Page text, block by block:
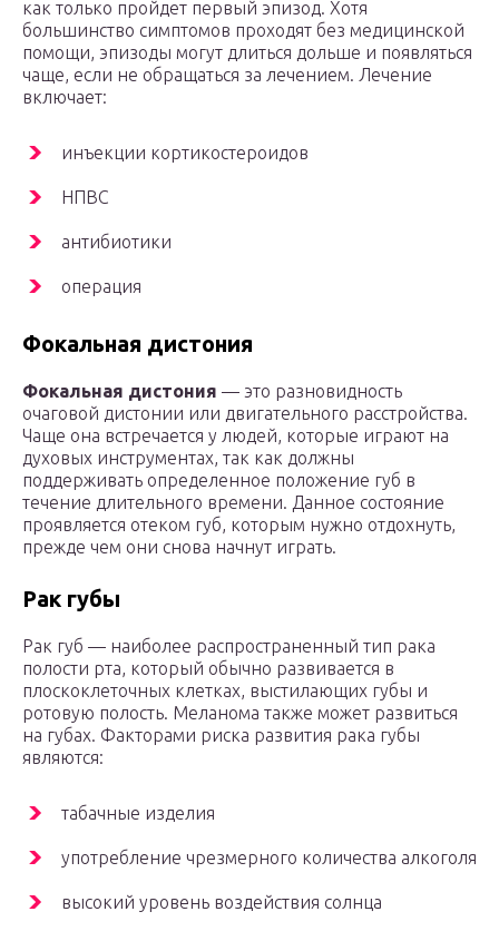
как только пройдет первый эпизод. Хотя
большинство симптомов проходят без медицинской
помощи, эпизоды могут длиться дольше и появляться
чаще, если не обращаться за лечением. Лечение
включает:
инъекции кортикостероидов
НПВС
антибиотики
операция
Фокальная дистония
Фокальная дистония — это разновидность
очаговой дистонии или двигательного расстройства.
Чаще она встречается у людей, которые играют на
духовых инструментах, так как должны
поддерживать определенное положение губ в
течение длительного времени. Данное состояние
проявляется отеком губ, которым нужно отдохнуть,
прежде чем они снова начнут играть.
Рак губы
Рак губ — наиболее распространенный тип рака
полости рта, который обычно развивается в
плоскоклеточных клетках, выстилающих губы и
ротовую полость. Меланома также может развиться
на губах. Факторами риска развития рака губы
являются:
табачные изделия
употребление чрезмерного количества алкоголя
высокий уровень воздействия солнца